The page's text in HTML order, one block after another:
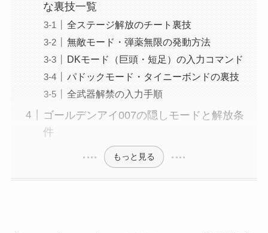
な裏技一覧
全ステージ解放のチート裏技
無敵モード・弾薬無限の発動方法
DKモード（巨頭・短足）の入力コマンド
パドックモード・タイニーボンドの裏技
全武器解禁の入力手順
ゴールデンアイ007の隠しモードと解放条
件
もっと見る